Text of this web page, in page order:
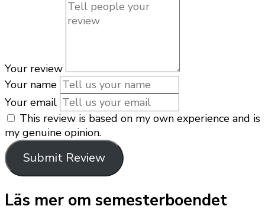
Your review
Your name
Your email
This review is based on my own experience and is
my genuine opinion.
Submit Review
Läs mer om semesterboendet